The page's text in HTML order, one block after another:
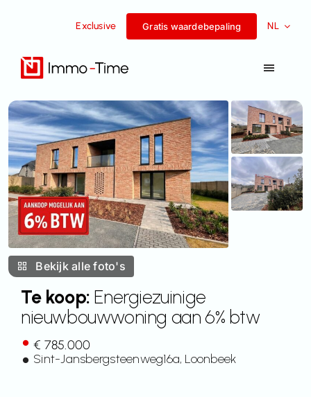
Exclusive Gratis waardebepaling NL
Diensten
Te koop
Te huur
Succesverhalen
Bekijk alle foto's
Te koop: Energiezuinige
nieuwbouwwoning aan 6% btw
€ 785.000
Sint-Jansbergsteenweg16a, Loonbeek